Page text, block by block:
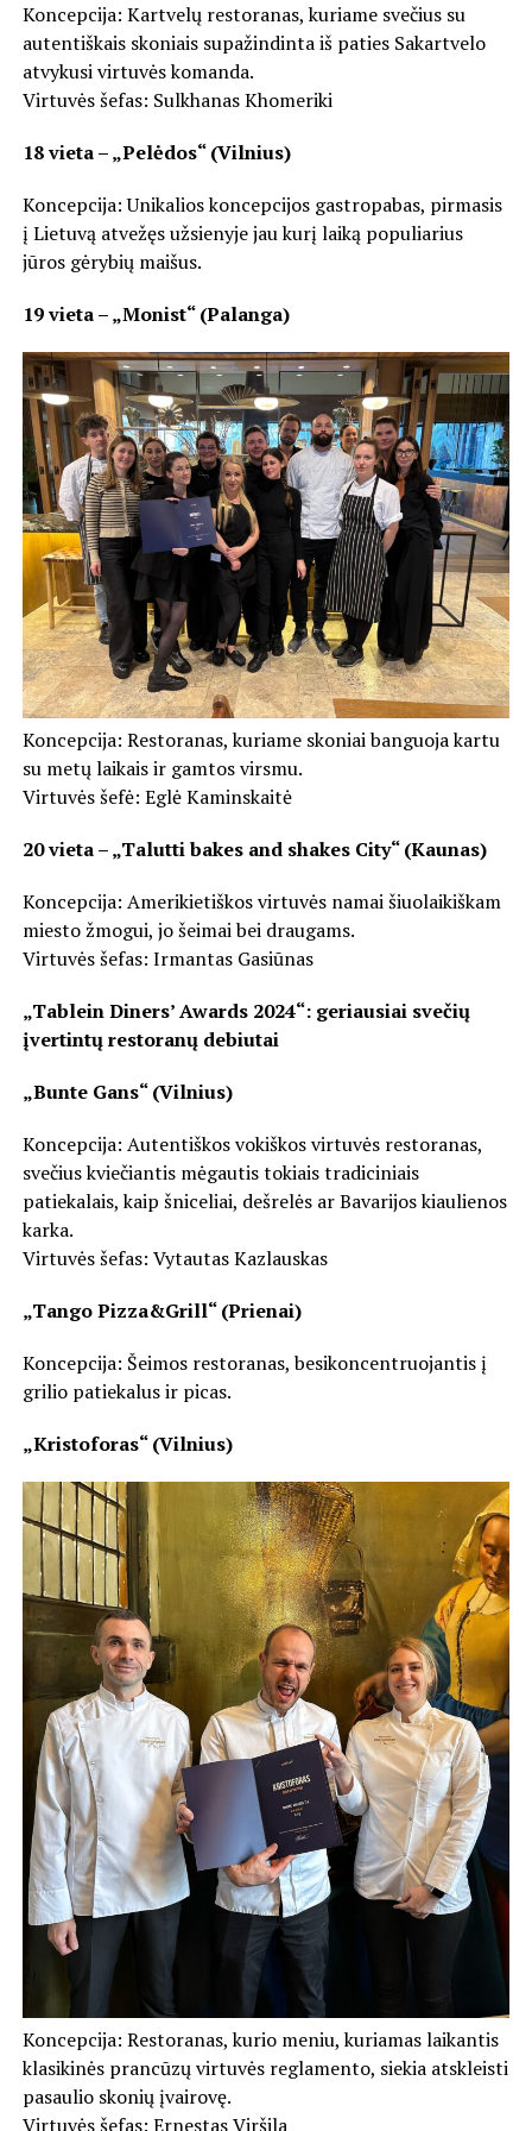
Koncepcija: Kartvelų restoranas, kuriame svečius su
autentiškais skoniais supažindinta iš paties Sakartvelo
atvykusi virtuvės komanda.
Virtuvės šefas: Sulkhanas Khomeriki
18 vieta – „Pelėdos“ (Vilnius)
Koncepcija: Unikalios koncepcijos gastropabas, pirmasis
į Lietuvą atvežęs užsienyje jau kurį laiką populiarius
jūros gėrybių maišus.
19 vieta – „Monist“ (Palanga)
Koncepcija: Restoranas, kuriame skoniai banguoja kartu
su metų laikais ir gamtos virsmu.
Virtuvės šefė: Eglė Kaminskaitė
20 vieta – „Talutti bakes and shakes City“ (Kaunas)
Koncepcija: Amerikietiškos virtuvės namai šiuolaikiškam
miesto žmogui, jo šeimai bei draugams.
Virtuvės šefas: Irmantas Gasiūnas
„Tablein Diners’ Awards 2024“: geriausiai svečių
įvertintų restoranų debiutai
„Bunte Gans“ (Vilnius)
Koncepcija: Autentiškos vokiškos virtuvės restoranas,
svečius kviečiantis mėgautis tokiais tradiciniais
patiekalais, kaip šniceliai, dešrelės ar Bavarijos kiaulienos
karka.
Virtuvės šefas: Vytautas Kazlauskas
„Tango Pizza&Grill“ (Prienai)
Koncepcija: Šeimos restoranas, besikoncentruojantis į
grilio patiekalus ir picas.
„Kristoforas“ (Vilnius)
Koncepcija: Restoranas, kurio meniu, kuriamas laikantis
klasikinės prancūzų virtuvės reglamento, siekia atskleisti
pasaulio skonių įvairovę.
Virtuvės šefas: Ernestas Viršila